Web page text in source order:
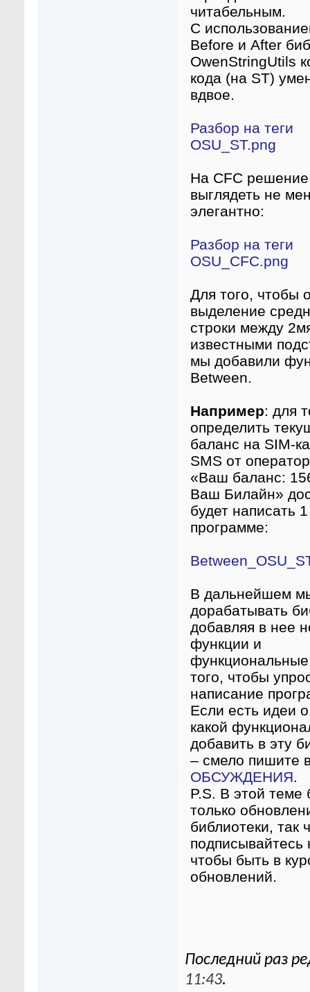
читабельным.
С
Before и After
OwenStringUtils
кода (на ST)
вдвое.
Разбор на теги
OSU_ST.png
На CFC решение
выглядеть не
элегантно:
Разбор на теги
OSU_CFC.png
Для того, чтобы
выделение
строки между
известными
мы добавили
Between.
Например: для
определить
баланс на SIM-
SMS от
«Ваш баланс:
Ваш Билайн»
будет написать
программе:
В дальнейшем
дорабатывать
добавляя в нее
функции и
функциональные
того, чтобы
написание
Если есть идеи
какой
добавить в эту
– смело пишите
ОБСУЖДЕНИЯ.
P.S. В этой теме
только
библиотеки, так
подписывайтесь
чтобы быть в
обновлений.
Последний раз
11:43.